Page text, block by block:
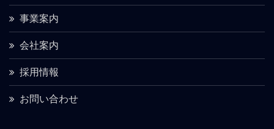
事業案内
会社案内
採用情報
お問い合わせ